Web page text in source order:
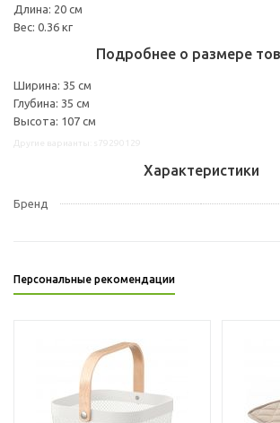
Длина: 20 см
Вес: 0.36 кг
Подробнее о размере
Ширина: 35 см
Глубина: 35 см
Высота: 107 см
Характеристики
Бренд
Персональные рекомендации